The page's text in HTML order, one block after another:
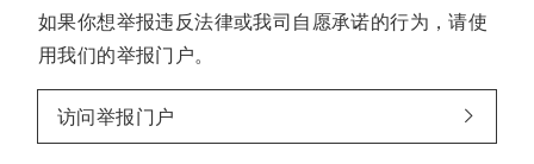
如果你想举报违反法律或我司自愿承诺的行为，请使
用我们的举报门户。
访问举报门户